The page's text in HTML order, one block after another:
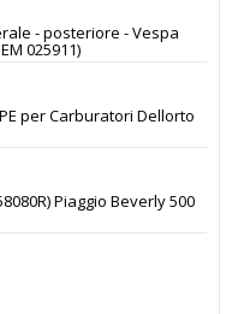
- posteriore - Vespa
025911)
per Carburatori Dellorto
Piaggio Beverly 500